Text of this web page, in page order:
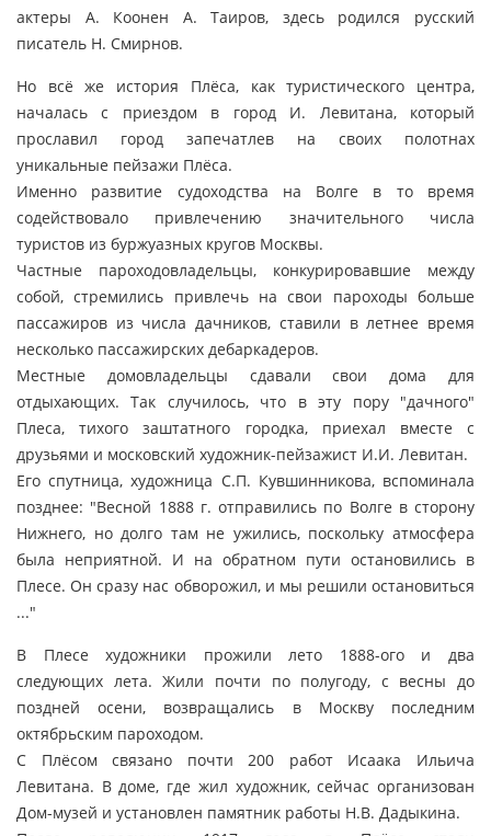
актеры А. Коонен А. Таиров, здесь родился русский
писатель Н. Смирнов.
Но всё же история Плёса, как туристического центра,
началась с приездом в город И. Левитана, который
прославил город запечатлев на своих полотнах
уникальные пейзажи Плёса.
Именно развитие судоходства на Волге в то время
содействовало привлечению значительного числа
туристов из буржуазных кругов Москвы.
Частные пароходовладельцы, конкурировавшие между
собой, стремились привлечь на свои пароходы больше
пассажиров из числа дачников, ставили в летнее время
несколько пассажирских дебаркадеров.
Местные домовладельцы сдавали свои дома для
отдыхающих. Так случилось, что в эту пору "дачного"
Плеса, тихого заштатного городка, приехал вместе с
друзьями и московский художник-пейзажист И.И. Левитан.
Его спутница, художница С.П. Кувшинникова, вспоминала
позднее: "Весной 1888 г. отправились по Волге в сторону
Нижнего, но долго там не ужились, поскольку атмосфера
была неприятной. И на обратном пути остановились в
Плесе. Он сразу нас обворожил, и мы решили остановиться
..."
В Плесе художники прожили лето 1888-ого и два
следующих лета. Жили почти по полугоду, с весны до
поздней осени, возвращались в Москву последним
октябрьским пароходом.
С Плёсом связано почти 200 работ Исаака Ильича
Левитана. В доме, где жил художник, сейчас организован
Дом-музей и установлен памятник работы Н.В. Дадыкина.